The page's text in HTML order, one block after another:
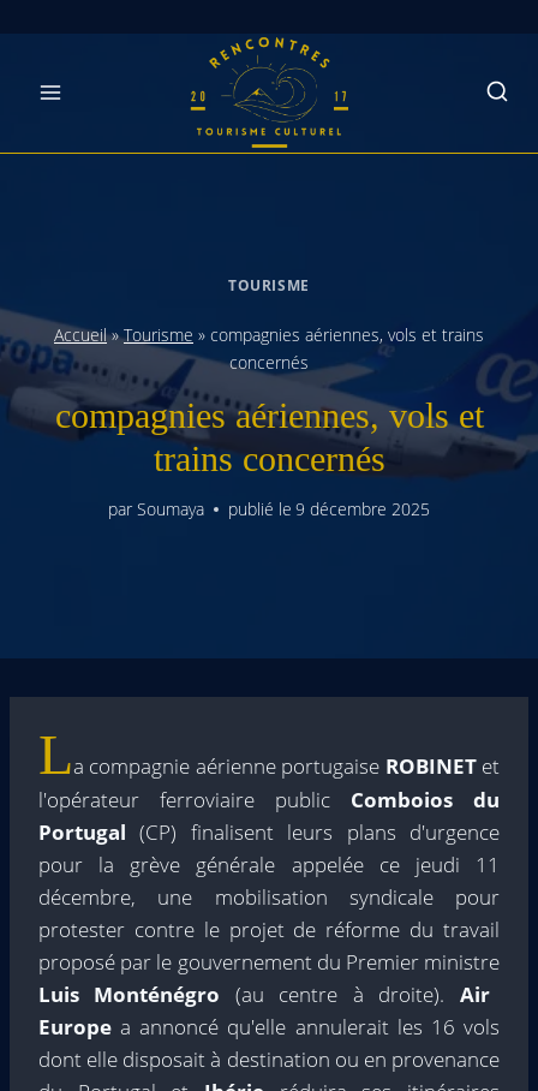
TOURISME
Accueil»Tourisme » compagnies aériennes, vols et trains
concernés
compagnies aériennes, vols et
trains concernés
par Soumaya publié le 9 décembre 2025
La compagnie aérienne portugaise ROBINETet
l'opérateur ferroviaire public Comboios du
Portugal (CP) finalisent leurs plans d'urgence
pour la grève générale appelée ce jeudi 11
décembre, une mobilisation syndicale pour
protester contre le projet de réforme du travail
proposé par le gouvernement du Premier ministre
Luis Monténégro (au centre à droite). Air
Europe a annoncé qu'elle annulerait les 16 vols
dont elle disposait à destination ou en provenance